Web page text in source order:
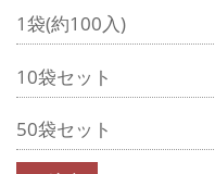
1袋(約100入)
10袋セット
50袋セット